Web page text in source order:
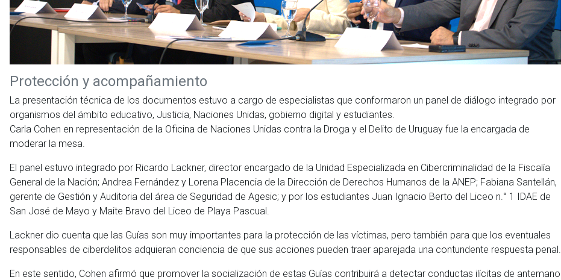
Protección y acompañamiento
La presentación técnica de los documentos estuvo a cargo de especialistas que conformaron un panel de diálogo integrado por
organismos del ámbito educativo, Justicia, Naciones Unidas, gobierno digital y estudiantes.
Carla Cohen en representación de la Oficina de Naciones Unidas contra la Droga y el Delito de Uruguay fue la encargada de
moderar la mesa.
El panel estuvo integrado por Ricardo Lackner, director encargado de la Unidad Especializada en Cibercriminalidad de la Fiscalía
General de la Nación; Andrea Fernández y Lorena Placencia de la Dirección de Derechos Humanos de la ANEP; Fabiana Santellán,
gerente de Gestión y Auditoria del área de Seguridad de Agesic; y por los estudiantes Juan Ignacio Berto del Liceo n.° 1 IDAE de
San José de Mayo y Maite Bravo del Liceo de Playa Pascual.
Lackner dio cuenta que las Guías son muy importantes para la protección de las víctimas, pero también para que los eventuales
responsables de ciberdelitos adquieran conciencia de que sus acciones pueden traer aparejada una contundente respuesta penal.
En este sentido, Cohen afirmó que promover la socialización de estas Guías contribuirá a detectar conductas ilícitas de antemano